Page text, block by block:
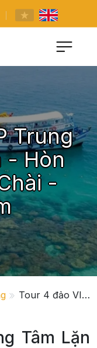
Trung
- Hòn
-
Tour 4 đảo VIP Trung Tâm Lặn Biển - Hòn Mun - Làng Chài - Hòn Tằm
Tâm Lặn